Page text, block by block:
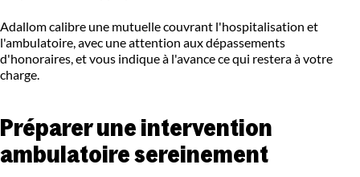
Adallom calibre une mutuelle couvrant l'hospitalisation et
l'ambulatoire, avec une attention aux dépassements
d'honoraires, et vous indique à l'avance ce qui restera à votre
charge.
Préparer une intervention
ambulatoire sereinement